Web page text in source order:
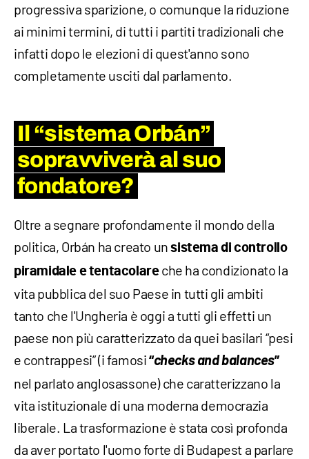
progressiva sparizione, o comunque la riduzione
ai minimi termini, di tutti i partiti tradizionali che
infatti dopo le elezioni di quest'anno sono
completamente usciti dal parlamento.
Il “sistema Orbán”
sopravviverà al suo
fondatore?
Oltre a segnare profondamente il mondo della
politica, Orbán ha creato unsistema di controllo
piramidale e tentacolareche ha condizionato la
vita pubblica del suo Paese in tutti gli ambiti
tanto che l'Ungheria è oggi a tutti gli effetti un
paese non più caratterizzato da quei basilari “pesi
e contrappesi” (i famosi“checks and balances”
nel parlato anglosassone) che caratterizzano la
vita istituzionale di una moderna democrazia
liberale. La trasformazione è stata così profonda
da aver portato l'uomo forte di Budapest a parlare